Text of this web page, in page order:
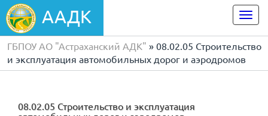
ААДК
ГБПОУ АО "Астраханский АДК" » 08.02.05 Строительство
и эксплуатация автомобильных дорог и аэродромов
08.02.05 Строительство и эксплуатация